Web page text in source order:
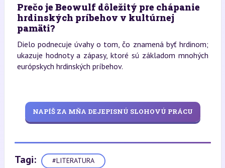
Prečo je Beowulf dôležitý pre chápanie
hrdinských príbehov v kultúrnej
pamäti?
Dielo podnecuje úvahy o tom, čo znamená byť hrdinom;
ukazuje hodnoty a zápasy, ktoré sú základom mnohých
európskych hrdinských príbehov.
NAPÍŠ ZA MŇA DEJEPISNÚ SLOHOVÚ PRÁCU
Tagi: #LITERATURA